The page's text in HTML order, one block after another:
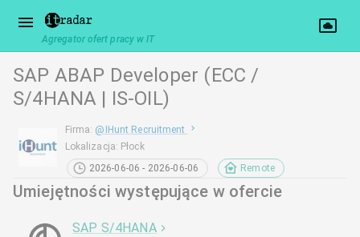
Agregator ofert pracy w IT
SAP ABAP Developer (ECC /
S/4HANA | IS-OIL)
Firma: @ IHunt Recruitment
Lokalizacja: Płock
2026-06-06 - 2026-06-06
Remote
Umiejętności występujące w ofercie
SAP S/4HANA